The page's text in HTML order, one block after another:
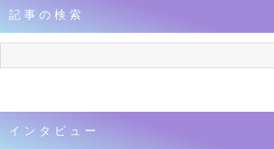
記事の検索
インタビュー